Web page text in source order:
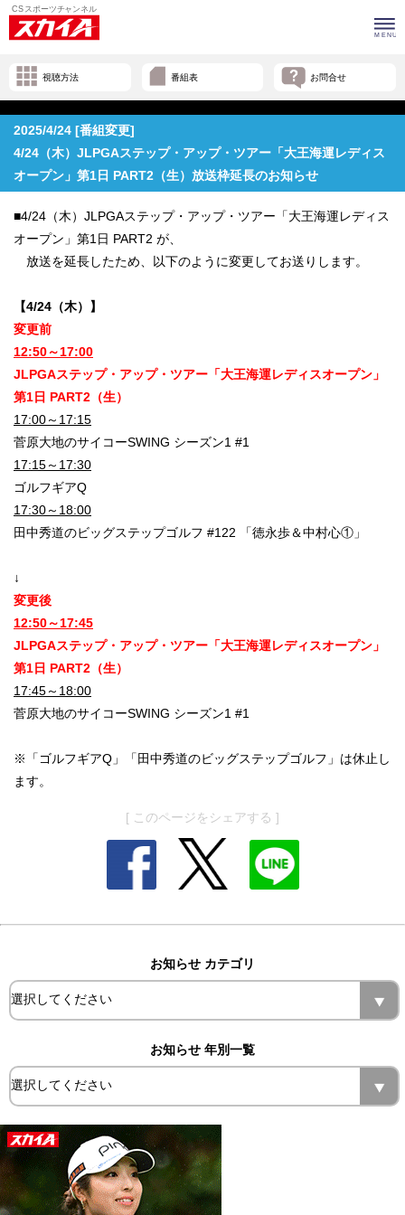
視聴方法 番組表 お問合せ
2025/4/24 [番組変更]
4/24（木）JLPGAステップ・アップ・ツアー「大王海運レディス
オープン」第1日 PART2（生）放送枠延長のお知らせ
■4/24（木）JLPGAステップ・アップ・ツアー「大王海運レディス
オープン」第1日 PART2 が、
放送を延長したため、以下のように変更してお送りします。
【4/24（木）】
変更前
12:50～17:00
JLPGAステップ・アップ・ツアー「大王海運レディスオープン」
第1日 PART2（生）
17:00～17:15
菅原大地のサイコーSWING シーズン1 #1
17:15～17:30
ゴルフギアQ
17:30～18:00
田中秀道のビッグステップゴルフ #122 「徳永歩＆中村心①」
↓
変更後
12:50～17:45
JLPGAステップ・アップ・ツアー「大王海運レディスオープン」
第1日 PART2（生）
17:45～18:00
菅原大地のサイコーSWING シーズン1 #1
※「ゴルフギアQ」「田中秀道のビッグステップゴルフ」は休止し
ます。
[ このページをシェアする ]
お知らせ カテゴリ
お知らせ 年別一覧